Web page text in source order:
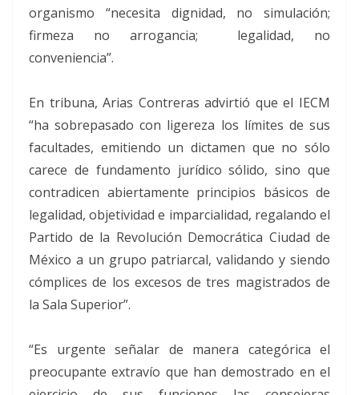
organismo “necesita dignidad, no simulación;
firmeza no arrogancia; legalidad, no
conveniencia”.
En tribuna, Arias Contreras advirtió que el IECM
“ha sobrepasado con ligereza los límites de sus
facultades, emitiendo un dictamen que no sólo
carece de fundamento jurídico sólido, sino que
contradicen abiertamente principios básicos de
legalidad, objetividad e imparcialidad, regalando el
Partido de la Revolución Democrática Ciudad de
México a un grupo patriarcal, validando y siendo
cómplices de los excesos de tres magistrados de
la Sala Superior”.
“Es urgente señalar de manera categórica el
preocupante extravío que han demostrado en el